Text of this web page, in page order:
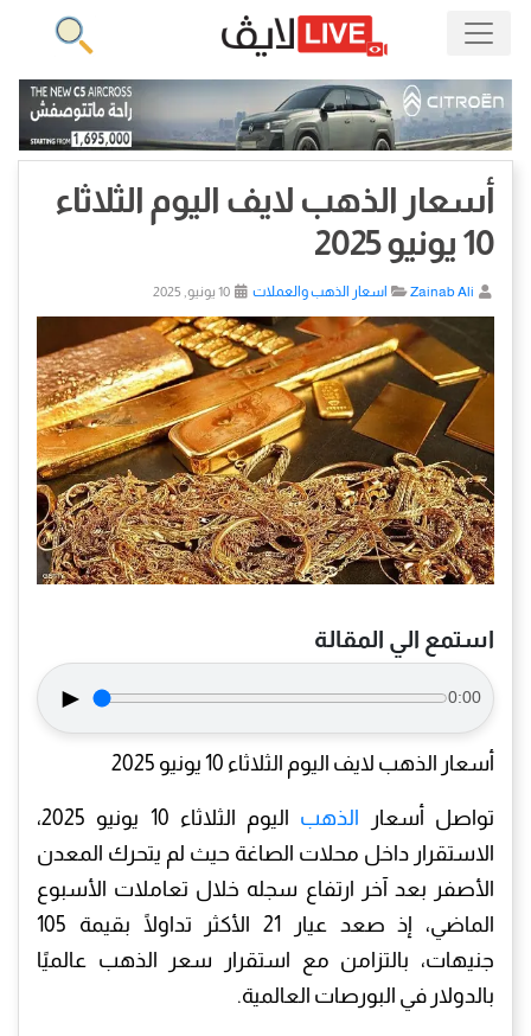
أسعار الذهب لايف اليوم الثلاثاء
10 يونيو 2025
Zainab Ali اسعار الذهب والعملات
استمع الي المقالة
► 0:00
أسعار الذهب لايف اليوم الثلاثاء 10 يونيو 2025
تواصل أسعار الذهب
اليوم الثلاثاء 10 يونيو 2025،
الاستقرار داخل محلات الصاغة حيث لم يتحرك المعدن
الأصفر بعد آخر ارتفاع سجله خلال تعاملات الأسبوع
الماضي، إذ صعد عيار 21 الأكثر تداولًا بقيمة 105
جنيهات، بالتزامن مع استقرار سعر الذهب عالميًا
بالدولار في البورصات العالمية.